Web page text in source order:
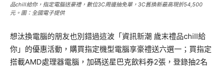
品chill給你，指定電腦送豪禮，數位3C周邊抽免單，3C舊換新最高現折54,500
元。圖：全國電子提供
想汰換電腦的朋友也別錯過這波「資訊新潮 歲末禮品chill給
你」的優惠活動，購買指定機型電腦享豪禮送六選一；買指定
搭載AMD處理器電腦，加碼送星巴克飲料券2張，登錄抽2名